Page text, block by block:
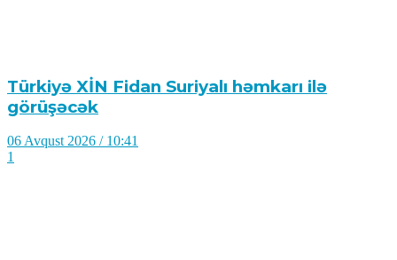
Türkiyə XİN Fidan Suriyalı həmkarı ilə
görüşəcək
06 Avqust 2026 / 10:41
1